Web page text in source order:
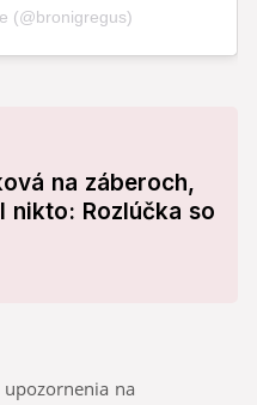
na záberoch,
nikto: Rozlúčka so
na